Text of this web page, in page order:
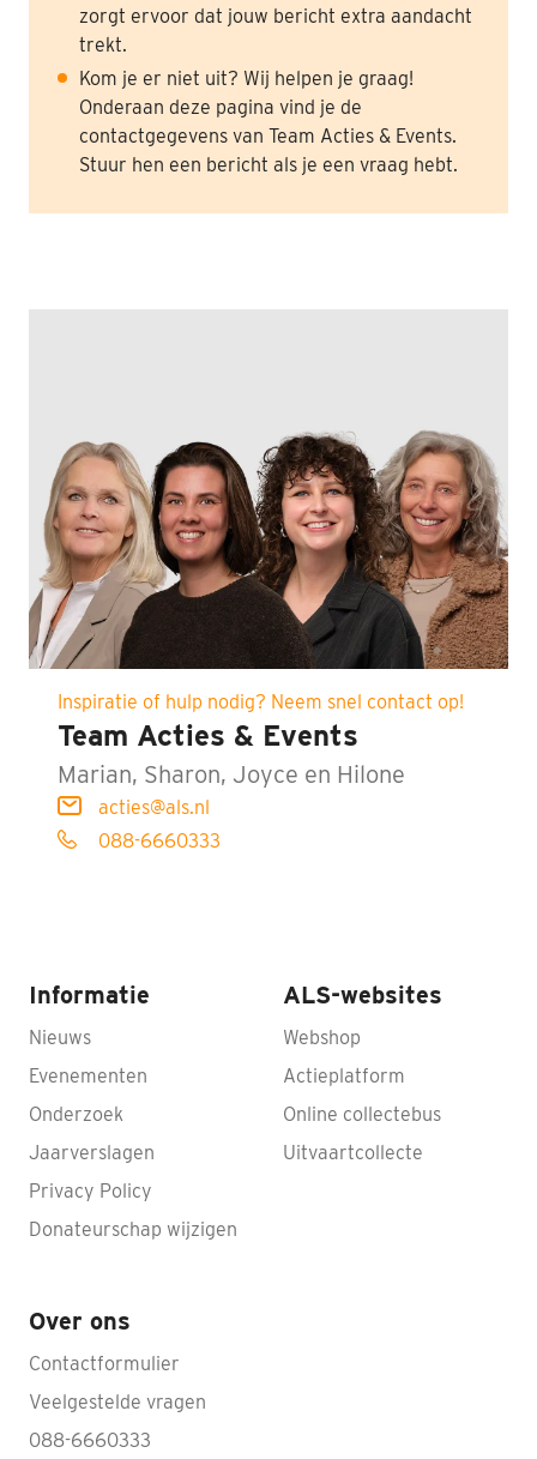
zorgt ervoor dat jouw bericht extra aandacht
trekt.
Kom je er niet uit? Wij helpen je graag!
Onderaan deze pagina vind je de
contactgegevens van Team Acties & Events.
Stuur hen een bericht als je een vraag hebt.
Inspiratie of hulp nodig? Neem snel contact op!
Team Acties & Events
Marian, Sharon, Joyce en Hilone
acties@als.nl
088-6660333
Informatie
Nieuws
Evenementen
Onderzoek
Jaarverslagen
Privacy Policy
Donateurschap wijzigen
ALS-websites
Webshop
Actieplatform
Online collectebus
Uitvaartcollecte
Over ons
Contactformulier
Veelgestelde vragen
088-6660333